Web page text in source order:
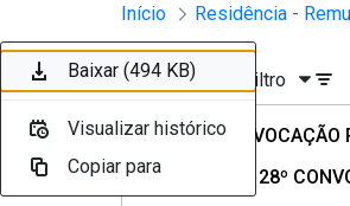
Pular para o Conteúdo principal
Divisão Minima -
Início Residência -
Ordenar Filtro
29ª CONVOCAÇÃO
AMPLA - 28º
Baixar (2,4 MB)
Visualizar histórico
Copiar para
Baixar (497 KB)
Visualizar histórico
Copiar para
Baixar (121 KB)
Visualizar histórico
Copiar para
Baixar (9 KB)
Visualizar histórico
Copiar para
Baixar (9 KB)
Visualizar histórico
Copiar para
Baixar (9 KB)
Visualizar histórico
Copiar para
Baixar (493 KB)
Visualizar histórico
Copiar para
Baixar (493 KB)
Visualizar histórico
Copiar para
Baixar (10 KB)
Visualizar histórico
Copiar para
Baixar (494 KB)
Visualizar histórico
Copiar para